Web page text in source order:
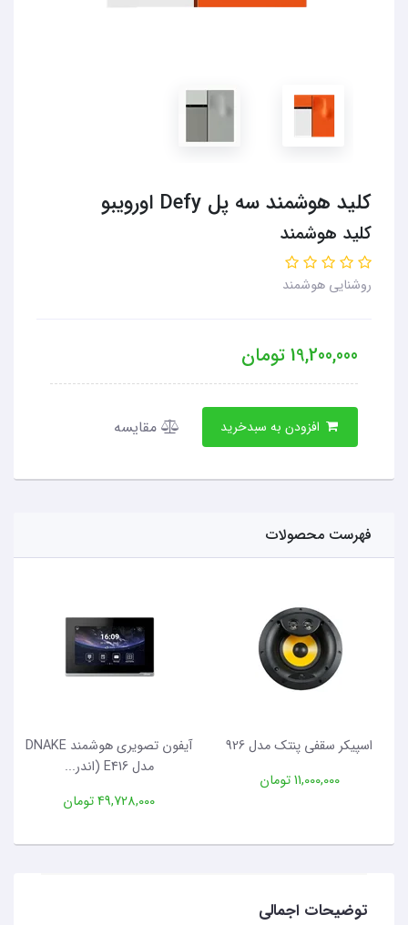
کلید هوشمند سه پل Defy اورویبو
کلید هوشمند
روشنایی هوشمند
19,200,000تومان
مقایسه
فهرست محصولات
اسپیکر سقفی پنتک مدل 926
11,000,000 تومان
آیفون تصویری هوشمند DNAKE
مدل E416 (اندر...
49,728,000 تومان
توضیحات اجمالی